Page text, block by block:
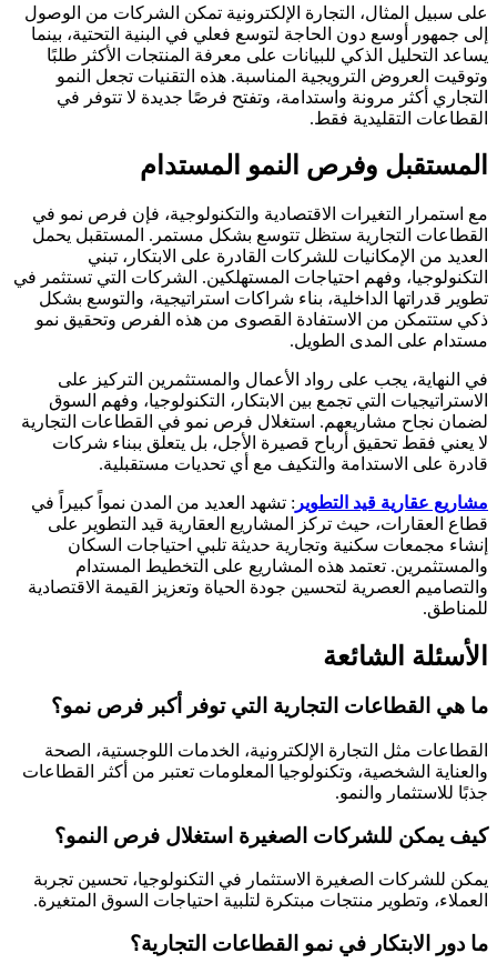
على سبيل المثال، التجارة الإلكترونية تمكن الشركات من الوصول
إلى جمهور أوسع دون الحاجة لتوسع فعلي في البنية التحتية، بينما
يساعد التحليل الذكي للبيانات على معرفة المنتجات الأكثر طلبًا
وتوقيت العروض الترويجية المناسبة. هذه التقنيات تجعل النمو
التجاري أكثر مرونة واستدامة، وتفتح فرصًا جديدة لا تتوفر في
القطاعات التقليدية فقط.
المستقبل وفرص النمو المستدام
مع استمرار التغيرات الاقتصادية والتكنولوجية، فإن فرص نمو في
القطاعات التجارية ستظل تتوسع بشكل مستمر. المستقبل يحمل
العديد من الإمكانيات للشركات القادرة على الابتكار، تبني
التكنولوجيا، وفهم احتياجات المستهلكين. الشركات التي تستثمر في
تطوير قدراتها الداخلية، بناء شراكات استراتيجية، والتوسع بشكل
ذكي ستتمكن من الاستفادة القصوى من هذه الفرص وتحقيق نمو
مستدام على المدى الطويل.
في النهاية، يجب على رواد الأعمال والمستثمرين التركيز على
الاستراتيجيات التي تجمع بين الابتكار، التكنولوجيا، وفهم السوق
لضمان نجاح مشاريعهم. استغلال فرص نمو في القطاعات التجارية
لا يعني فقط تحقيق أرباح قصيرة الأجل، بل يتعلق ببناء شركات
قادرة على الاستدامة والتكيف مع أي تحديات مستقبلية.
مشاريع عقارية قيد التطوير : تشهد العديد من المدن نمواً كبيراً في
قطاع العقارات، حيث تركز المشاريع العقارية قيد التطوير على
إنشاء مجمعات سكنية وتجارية حديثة تلبي احتياجات السكان
والمستثمرين. تعتمد هذه المشاريع على التخطيط المستدام
والتصاميم العصرية لتحسين جودة الحياة وتعزيز القيمة الاقتصادية
للمناطق.
الأسئلة الشائعة
ما هي القطاعات التجارية التي توفر أكبر فرص نمو؟
القطاعات مثل التجارة الإلكترونية، الخدمات اللوجستية، الصحة
والعناية الشخصية، وتكنولوجيا المعلومات تعتبر من أكثر القطاعات
جذبًا للاستثمار والنمو.
كيف يمكن للشركات الصغيرة استغلال فرص النمو؟
يمكن للشركات الصغيرة الاستثمار في التكنولوجيا، تحسين تجربة
العملاء، وتطوير منتجات مبتكرة لتلبية احتياجات السوق المتغيرة.
ما دور الابتكار في نمو القطاعات التجارية؟